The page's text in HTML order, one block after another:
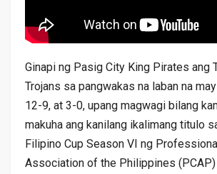
Ginapi ng Pasig City King Pirates ang
Trojans sa pangwakas na laban na
12-9, at 3-0, upang magwagi bilang
makuha ang kanilang ikalimang titulo
Filipino Cup Season VI ng
Association of the Philippines (PCAP)